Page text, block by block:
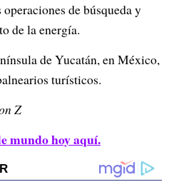
de búsqueda y
de la energía.
de Yucatán, en México,
turísticos.
Z
mundo hoy aquí.